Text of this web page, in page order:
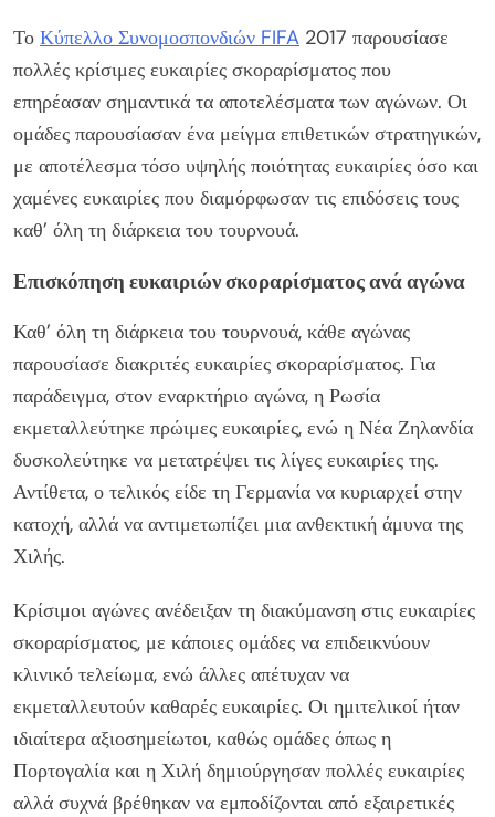
Το Κύπελλο Συνομοσπονδιών FIFA 2017 παρουσίασε
πολλές κρίσιμες ευκαιρίες σκοραρίσματος που
επηρέασαν σημαντικά τα αποτελέσματα των αγώνων. Οι
ομάδες παρουσίασαν ένα μείγμα επιθετικών στρατηγικών,
με αποτέλεσμα τόσο υψηλής ποιότητας ευκαιρίες όσο και
χαμένες ευκαιρίες που διαμόρφωσαν τις επιδόσεις τους
καθ’ όλη τη διάρκεια του τουρνουά.
Επισκόπηση ευκαιριών σκοραρίσματος ανά αγώνα
Καθ’ όλη τη διάρκεια του τουρνουά, κάθε αγώνας
παρουσίασε διακριτές ευκαιρίες σκοραρίσματος. Για
παράδειγμα, στον εναρκτήριο αγώνα, η Ρωσία
εκμεταλλεύτηκε πρώιμες ευκαιρίες, ενώ η Νέα Ζηλανδία
δυσκολεύτηκε να μετατρέψει τις λίγες ευκαιρίες της.
Αντίθετα, ο τελικός είδε τη Γερμανία να κυριαρχεί στην
κατοχή, αλλά να αντιμετωπίζει μια ανθεκτική άμυνα της
Χιλής.
Κρίσιμοι αγώνες ανέδειξαν τη διακύμανση στις ευκαιρίες
σκοραρίσματος, με κάποιες ομάδες να επιδεικνύουν
κλινικό τελείωμα, ενώ άλλες απέτυχαν να
εκμεταλλευτούν καθαρές ευκαιρίες. Οι ημιτελικοί ήταν
ιδιαίτερα αξιοσημείωτοι, καθώς ομάδες όπως η
Πορτογαλία και η Χιλή δημιούργησαν πολλές ευκαιρίες
αλλά συχνά βρέθηκαν να εμποδίζονται από εξαιρετικές